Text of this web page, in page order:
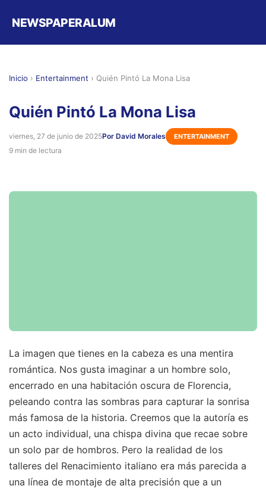
NEWSPAPERALUM
Inicio › Entertainment › Quién Pintó La Mona Lisa
Quién Pintó La Mona Lisa
viernes, 27 de junio de 2025Por David Morales ENTERTAINMENT
9 min de lectura
La imagen que tienes en la cabeza es una mentira
romántica. Nos gusta imaginar a un hombre solo,
encerrado en una habitación oscura de Florencia,
peleando contra las sombras para capturar la sonrisa
más famosa de la historia. Creemos que la autoría es
un acto individual, una chispa divina que recae sobre
un solo par de hombros. Pero la realidad de los
talleres del Renacimiento italiano era más parecida a
una línea de montaje de alta precisión que a un